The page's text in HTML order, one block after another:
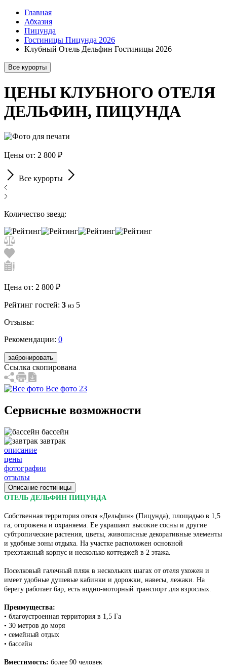
Главная
Абхазия
Пицунда
Гостиницы Пицунда 2026
Клубный Отель Дельфин Гостиницы 2026
Все курорты
ЦЕНЫ КЛУБНОГО ОТЕЛЯ
ДЕЛЬФИН, ПИЦУНДА
Цены от: 2 800 ₽
Все курорты
Количество звезд:
Цена от: 2 800 ₽
Рейтинг гостей: 3 из 5
Отзывы:
Рекомендации: 0
забронировать
Ссылка скопирована
Все фото 23
Сервисные возможности
бассейн
завтрак
описание
цены
фотографии
отзывы
Описание гостиницы
ОТЕЛЬ ДЕЛЬФИН ПИЦУНДА
Собственная территория отеля «Дельфин» (Пицунда), площадью в 1,5
га, огорожена и охраняема. Ее украшают высокие сосны и другие
субтропические растения, цветы, живописные декоративные элементы
и удобные зоны отдыха. На участке расположен основной
трехэтажный корпус и несколько коттеджей в 2 этажа.
Поселковый галечный пляж в нескольких шагах от отеля ухожен и
имеет удобные душевые кабинки и дорожки, навесы, лежаки. На
берегу работает бар, есть водно-моторный транспорт для взрослых.
Преимущества:
• благоустроенная территория в 1,5 Га
• 30 метров до моря
• семейный отдых
• бассейн
Вместимость: более 90 человек